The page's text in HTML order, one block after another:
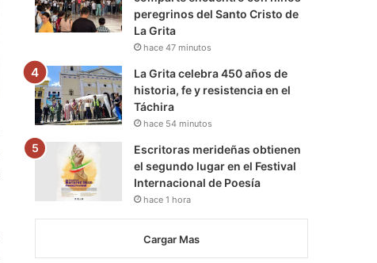
peregrinos del Santo Cristo de
La Grita
hace 47 minutos
La Grita celebra 450 años de
historia, fe y resistencia en el
Táchira
hace 54 minutos
Escritoras merideñas obtienen
el segundo lugar en el Festival
Internacional de Poesía
hace 1 hora
Cargar Mas